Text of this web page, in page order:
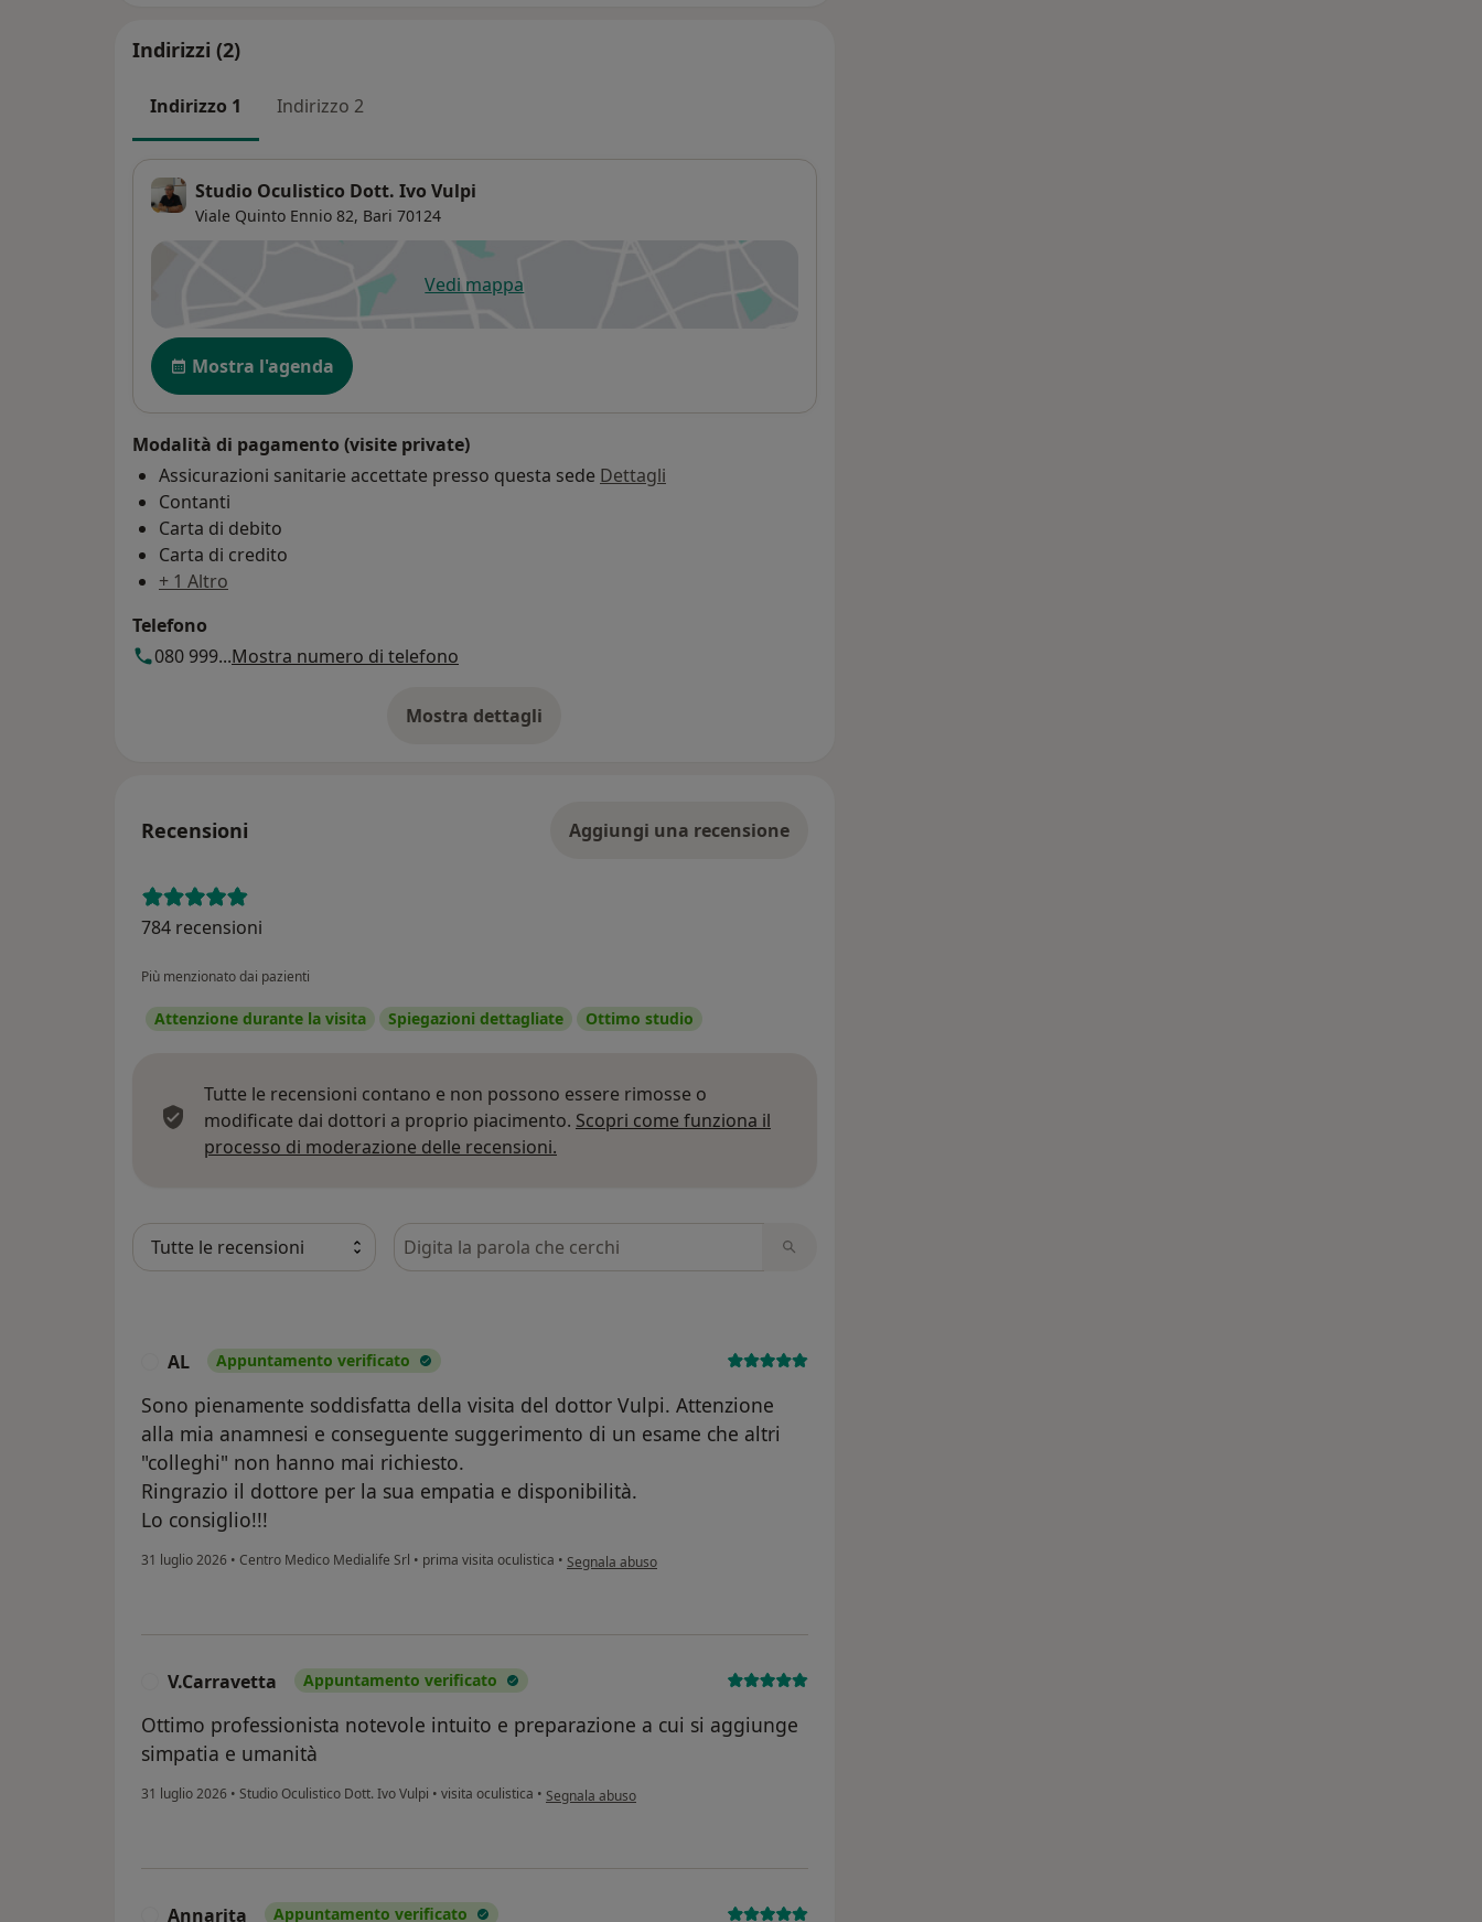
Indirizzi (2)
Indirizzo 1 Indirizzo 2
Studio Oculistico Dott. Ivo Vulpi
Viale Quinto Ennio 82, Bari 70124
Vedi mappasi apre in una nuova scheda
Disponibilità
Mostra l'agenda
Modalità di pagamento (visite private)
Assicurazioni sanitarie accettate presso questa sede Dettagli
Contanti
Carta di debito
Carta di credito
+ 1 Altro
Telefono
080 999...Mostra numero di telefono
Mostra dettagli
sull'indirizzo
Recensioni Aggiungi una recensione
784 recensioni
Più menzionato dai pazienti
Attenzione durante la visita Spiegazioni dettagliate Ottimo studio
Tutte le recensioni contano e non possono essere rimosse o
modificate dai dottori a proprio piacimento. Scopri come funziona il
processo di moderazione delle recensioni.
Cerca nelle recensioni
AL Appuntamento verificato
Sono pienamente soddisfatta della visita del dottor Vulpi. Attenzione
alla mia anamnesi e conseguente suggerimento di un esame che altri
"colleghi" non hanno mai richiesto.
Ringrazio il dottore per la sua empatia e disponibilità.
Lo consiglio!!!
31 luglio 2026 • Centro Medico Medialife Srl • prima visita oculistica • secondo l'opinione dell'utente AL
Segnala abuso
V.Carravetta Appuntamento verificato
Ottimo professionista notevole intuito e preparazione a cui si aggiunge
simpatia e umanità
31 luglio 2026 • Studio Oculistico Dott. Ivo Vulpi • visita oculistica • secondo l'opinione dell'utente V.Carravetta
Segnala abuso
Annarita Appuntamento verificato